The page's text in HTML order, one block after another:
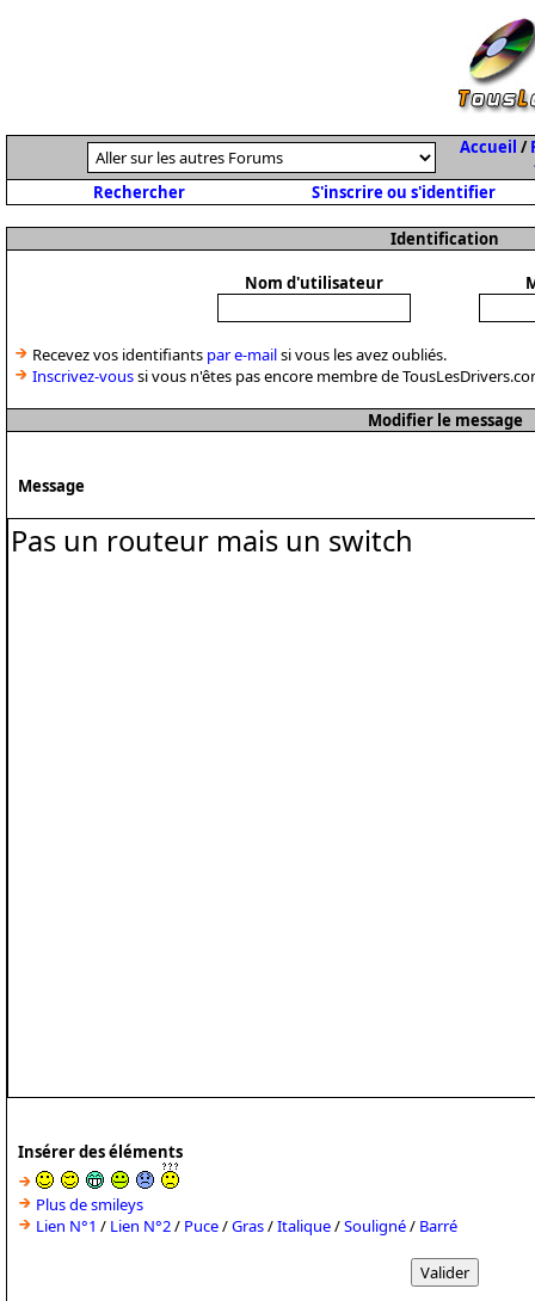
Accueil /
Rechercher
S'inscrire ou s'identifier
Identification
Nom d'utilisateur
Recevez vos identifiants par e-mailsi vous les avez oubliés.
Inscrivez-voussi vous n'êtes pas encore membre de
Modifier le message
Message
Insérer des éléments
Plus de smileys
Lien N°1 / Lien N°2/ Puce/Gras/Italique/Souligné/ Barré